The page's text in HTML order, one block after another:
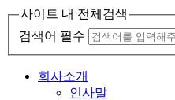
사이트 내 전체검색
검색어 필수
회사소개
인사말